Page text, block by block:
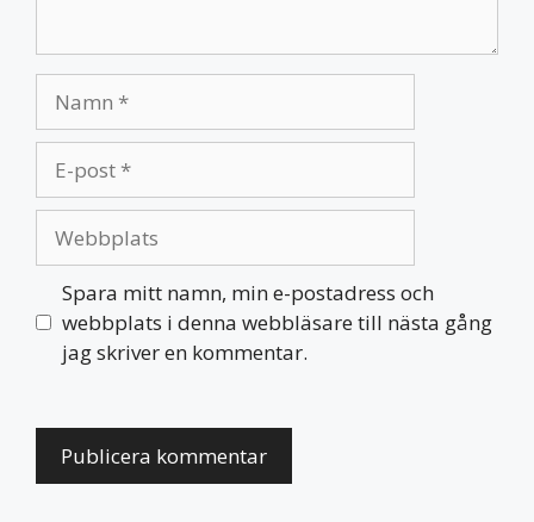
post
Spara mitt namn, min e-postadress och
webbplats i denna webbläsare till nästa gång
jag skriver en kommentar.